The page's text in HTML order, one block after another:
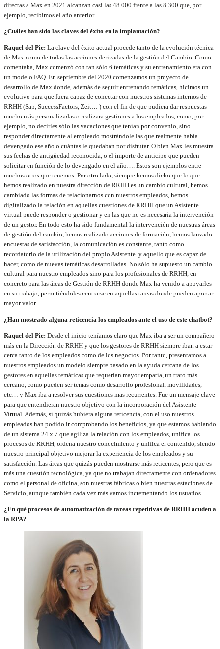
directas a Max en 2021 alcanzan casi las 48.000 frente a las 8.300 que, por
ejemplo, recibimos el año anterior.
¿Cuáles han sido las claves del éxito en la implantación?
Raquel del Pie: La clave del éxito actual procede tanto de la evolución técnica
de Max como de todas las acciones derivadas de la gestión del Cambio. Como
comentaba, Max comenzó con tan sólo 6 temáticas y su entrenamiento era con
un modelo FAQ. En septiembre del 2020 comenzamos un proyecto de
desarrollo de Max donde, además de seguir entrenando temáticas, hicimos un
evolutivo para que fuera capaz de conectar con nuestros sistemas internos de
RRHH (Sap, SuccessFactors, Zeit… ) con el fin de que pudiera dar respuestas
mucho más personalizadas o realizara gestiones a los empleados, como, por
ejemplo, no decirles sólo las vacaciones que tenían por convenio, sino
responder directamente al empleado mostrándole las que realmente había
devengado ese año o cuántas le quedaban por disfrutar. O bien Max les muestra
sus fechas de antigüedad reconocida, o el importe de anticipo que pueden
solicitar en función de lo devengado en el año…. Estos son ejemplos entre
muchos otros que tenemos. Por otro lado, siempre hemos dicho que lo que
hemos realizado en nuestra dirección de RRHH es un cambio cultural, hemos
cambiado las formas de relacionarnos con nuestros empleados, hemos
digitalizado la relación en aquellas cuestiones de RRHH que un Asistente
virtual puede responder o gestionar y en las que no es necesaria la intervención
de un gestor. En todo esto ha sido fundamental la intervención de nuestras áreas
de gestión del cambio, hemos realizado acciones de formación, hemos lanzado
encuestas de satisfacción, la comunicación es constante, tanto como
recordatorio de la utilización del propio Asistente y aquello que es capaz de
hacer, como de nuevas temáticas desarrolladas. No sólo ha supuesto un cambio
cultural para nuestro empleados sino para los profesionales de RRHH, en
concreto para las áreas de Gestión de RRHH donde Max ha venido a apoyarles
en su trabajo, permitiéndoles centrarse en aquellas tareas donde pueden aportar
mayor valor .
¿Han mostrado alguna reticencia los empleados ante el uso de este chatbot?
Raquel del Pie: Desde el inicio teníamos claro que Max iba a ser un compañero
más en la Dirección de RRHH y que los gestores de RRHH siempre iban a estar
cerca tanto de los empleados como de los negocios. Por tanto, presentamos a
nuestros empleados un modelo siempre basado en la ayuda cercana de los
gestores en aquellas temáticas que requerían mayor empatía, un trato más
cercano, como pueden ser temas como desarrollo profesional, movilidades,
etc… y Max iba a resolver sus cuestiones mas recurrentes. Fue un mensaje clave
para que entendieran nuestro objetivo con la incorporación del Asistente
Virtual. Además, si quizás hubiera alguna reticencia, con el uso nuestros
empleados han podido ir comprobando los beneficios, ya que estamos hablando
de un sistema 24 x 7 que agiliza la relación con los empleados, unifica los
procesos de RRHH, ordena nuestro conocimiento y unifica el contenido, siendo
nuestro principal objetivo mejorar la experiencia de los empleados y su
satisfacción. Las áreas que quizás pueden mostrarse más reticentes, pero que es
más una cuestión tecnológica, ya que no trabajan directamente con ordenadores
como el personal de oficina, son nuestras fábricas o bien nuestras estaciones de
Servicio, aunque también cada vez más vamos incrementando los usuarios.
¿En qué procesos de automatización de tareas repetitivas de RRHH acuden a
la RPA?